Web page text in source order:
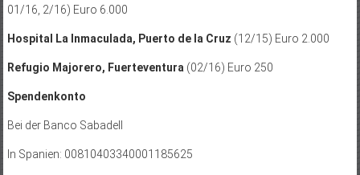
01/16, 2/16) Euro 6.000
Hospital La Inmaculada, Puerto de la Cruz (12/15) Euro 2.000
Refugio Majorero, Fuerteventura (02/16) Euro 250
Spendenkonto
Bei der Banco Sabadell
In Spanien: 00810403340001185625